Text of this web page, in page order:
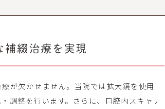
補綴治療を実現
が欠かせません。当院では拡大鏡を使用
調整を行います。さらに、口腔内スキャナ